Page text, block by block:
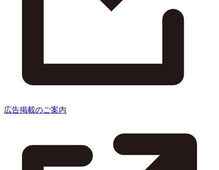
広告掲載のご案内